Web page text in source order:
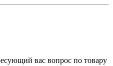
вас вопрос по товару